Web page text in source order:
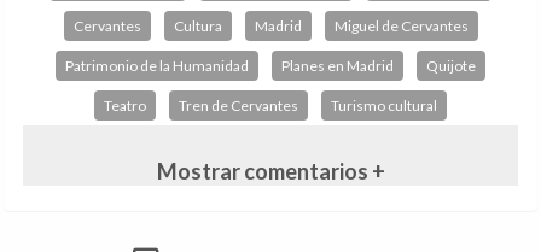
Cervantes Cultura Madrid Miguel de Cervantes
Patrimonio de la Humanidad Planes en Madrid Quijote
Teatro Tren de Cervantes Turismo cultural
Mostrar comentarios +